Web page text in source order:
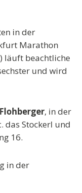
in der
Marathon
läuft beachtliche
und wird
, in der
das Stockerl und
16.
in der